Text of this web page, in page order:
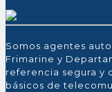
Somos agentes
Frimarine y
referencia segura y
básicos de